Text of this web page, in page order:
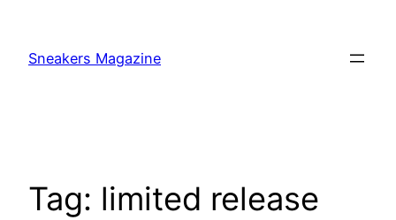
content
Sneakers Magazine
Tag: limited release